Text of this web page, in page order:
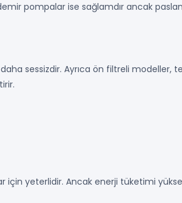
pompalar ise sağlamdır ancak
sessizdir. Ayrıca ön filtreli modeller,
için yeterlidir. Ancak enerji tüketimi